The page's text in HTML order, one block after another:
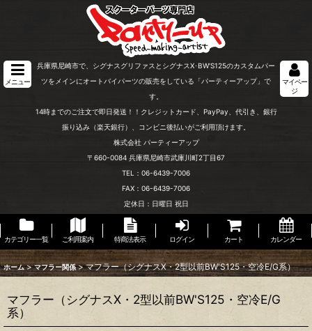
メニュー
兵庫県尼崎市で、シグナスグリファスとシグナスX･BW'S125のカスタムパー
ツをメインにオートバイパーツの販売をしている「パーティーアップ」で
す。
14時までのご注文で即日発送！！クレジットカード、PayPay、代引き、銀行
振り込み（楽天銀行）、コンビニ後払いがご利用頂けます。
株式会社 パーティーアップ
〒660-0084 兵庫県尼崎市武庫川町2丁目67
TEL：06-6439-7006
FAX：06-6439-7006
定休日：日曜日 祝日
マイペー
ジ
カテゴリー一覧 ご利用案内 特商法表示 ログイン カート カレンダー
ホーム > マフラー関係 > マフラー（シグナスX・2型以前BW'S125・空冷E/G系）
マフラー（シグナスX・2型以前BW'S125・空冷E/G
系）